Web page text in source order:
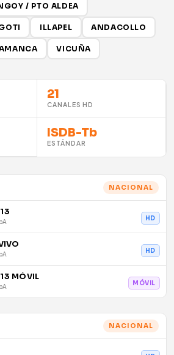
/ PTO ALDEA
ILLAPEL ANDACOLLO
VICUÑA
21
CANALES HD
ISDB-Tb
ESTÁNDAR
NACIONAL
HD
HD
MÓVIL
MÓVIL
NACIONAL